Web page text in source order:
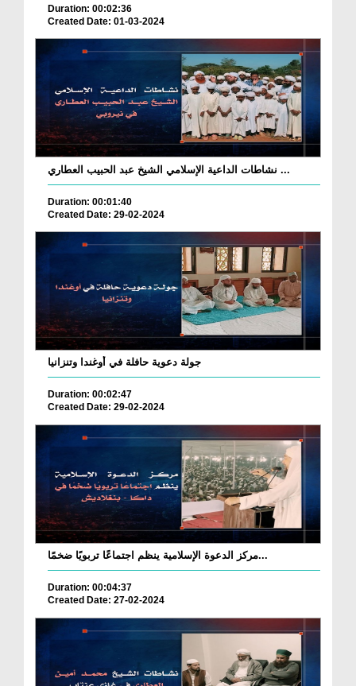
Duration: 00:02:36
Created Date: 01-03-2024
نشاطات الداعية الإسلامي الشيخ عبد الحبيب العطاري ...
Duration: 00:01:40
Created Date: 29-02-2024
جولة دعوية حافلة في أوغندا وتنزانيا
Duration: 00:02:47
Created Date: 29-02-2024
مركز الدعوة الإسلامية ينظم اجتماعًا تربويًا ضخمًا...
Duration: 00:04:37
Created Date: 27-02-2024